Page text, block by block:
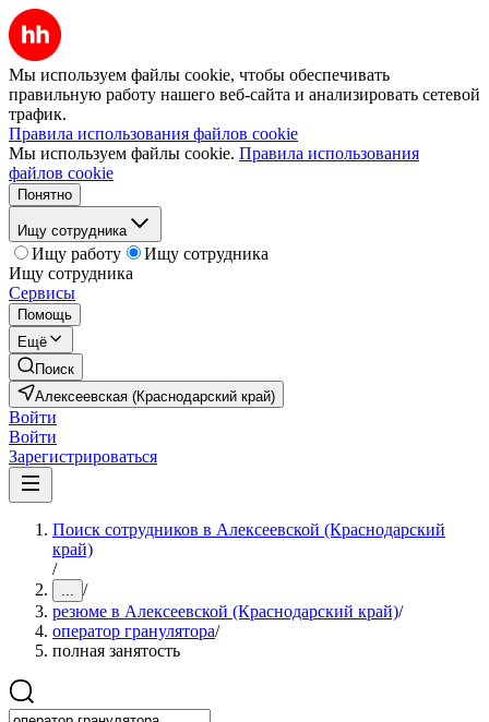
Мы используем файлы cookie, чтобы обеспечивать
правильную работу нашего веб-сайта и анализировать сетевой
трафик.
Правила использования файлов cookie
Мы используем файлы cookie. Правила использования
файлов cookie
Понятно
Ищу сотрудника
Ищу работу
Ищу сотрудника
Ищу сотрудника
Сервисы
Помощь
Ещё
Поиск
Алексеевская (Краснодарский край)
Войти
Войти
Зарегистрироваться
Поиск сотрудников в Алексеевской (Краснодарский
край)
/
... /
резюме в Алексеевской (Краснодарский край)/
оператор гранулятора/
полная занятость